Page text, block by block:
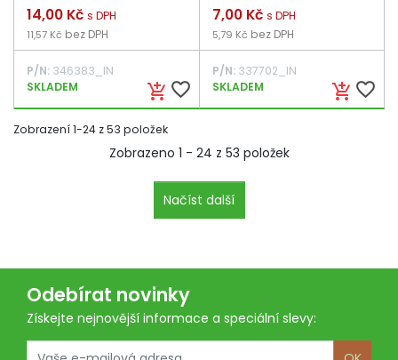
add_shopping_cart favorite_border
Cena
14,00 Kč s DPH
11,57 Kč bez DPH
P/N: 346383_IN
SKLADEM
add_shopping_cart favorite_border
Cena
7,00 Kč s DPH
5,79 Kč bez DPH
P/N:337702_IN
SKLADEM
Zobrazení 1-24 z 53 položek
Zobrazeno 1 - 24 z 53 položek
Načíst další
Odebírat novinky
Získejte nejnovější informace a speciální slevy: